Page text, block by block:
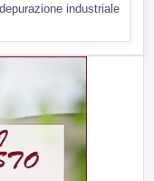
industriale